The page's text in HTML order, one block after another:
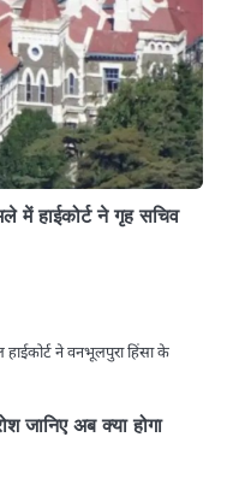
में हाईकोर्ट ने गृह सचिव
ने वनभूलपुरा हिंसा के
जानिए अब क्या होगा